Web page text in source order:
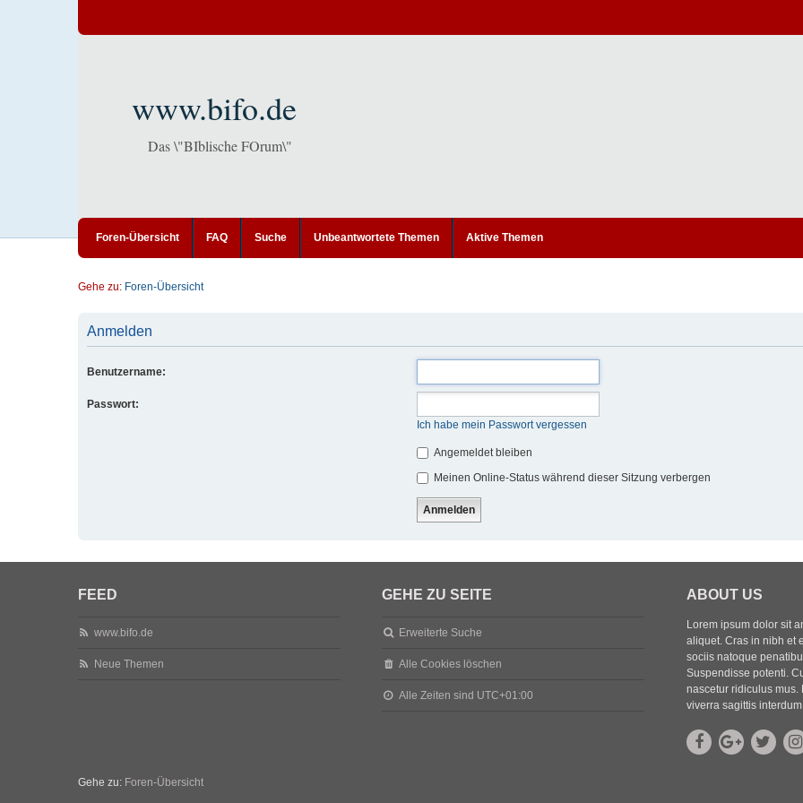
www.bifo.de
Das \"BIblische FOrum\"
Foren-Übersicht FAQ Suche Unbeantwortete Themen Aktive Themen
Gehe zu: Foren-Übersicht
Anmelden
Benutzername:
Passwort:
Ich habe mein Passwort vergessen
Angemeldet bleiben
Meinen Online-Status während dieser Sitzung verbergen
FEED
www.bifo.de
Neue Themen
GEHE ZU SEITE
Erweiterte Suche
Alle Cookies löschen
Alle Zeiten sind UTC+01:00
ABOUT US
Lorem ipsum dolor sit
aliquet. Cras in nibh et
sociis natoque
Suspendisse potenti.
nascetur ridiculus mus.
viverra sagittis
Gehe zu: Foren-Übersicht